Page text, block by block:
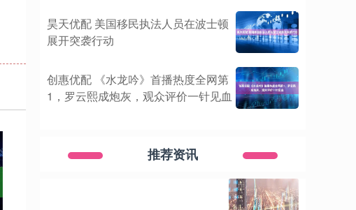
昊天优配 美国移民执法人员在波士顿
展开突袭行动
创惠优配 《水龙吟》首播热度全网第
1，罗云熙成炮灰，观众评价一针见血
推荐资讯